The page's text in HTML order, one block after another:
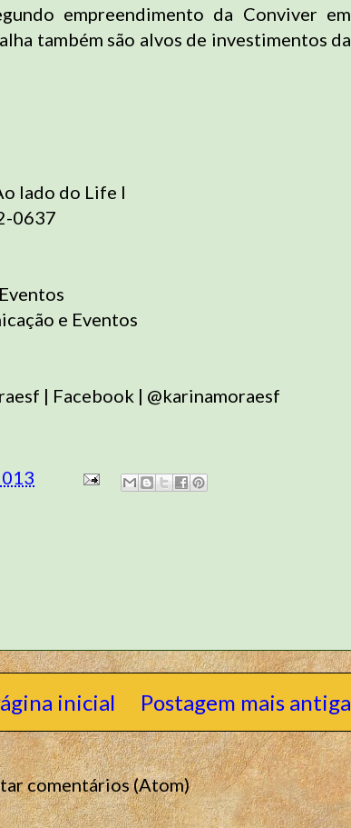
empreendimento da Conviver em
também são alvos de investimentos da
lado do Life I
0637
e Eventos
| Facebook | @karinamoraesf
Postagem mais antiga
inicial
comentários (Atom)